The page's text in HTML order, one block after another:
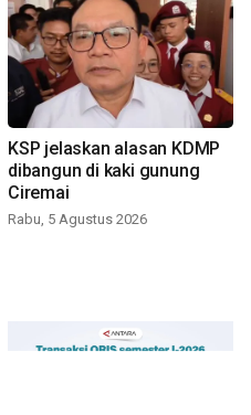
KSP jelaskan alasan KDMP
dibangun di kaki gunung
Ciremai
Rabu, 5 Agustus 2026